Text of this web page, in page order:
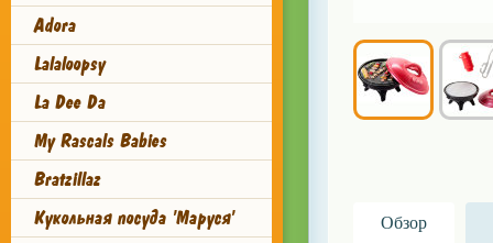
Adora
Lalaloopsy
La Dee Da
My Rascals Babies
Bratzillaz
Кукольная посуда 'Маруся'
Обзор